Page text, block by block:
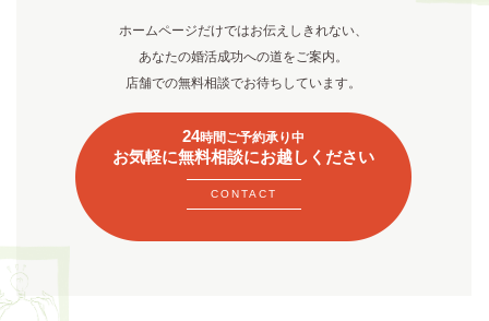
ホームページだけではお伝えしきれない、
あなたの婚活成功への道をご案内。
店舗での無料相談でお待ちしています。
24時間ご予約承り中
お気軽に無料相談にお越しください
CONTACT